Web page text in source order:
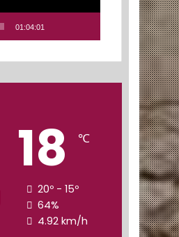
01:04:01
18 ℃
20º - 15º
64%
4.92 km/h